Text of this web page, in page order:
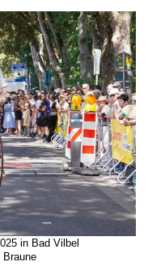
in Bad Vilbel
Braune